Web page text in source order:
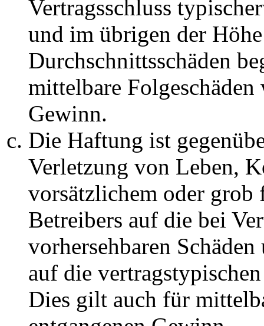
Vertragsschluss
und im übrigen der
Durchschnittsschäden
mittelbare Folgeschäden
Gewinn.
Die Haftung ist
Verletzung von Leben,
vorsätzlichem oder grob
Betreibers auf die bei
vorhersehbaren
auf die
Dies gilt auch für